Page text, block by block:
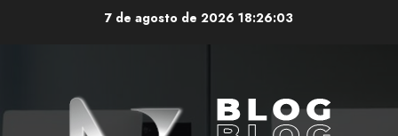
7 de agosto de 2026 18:26:04